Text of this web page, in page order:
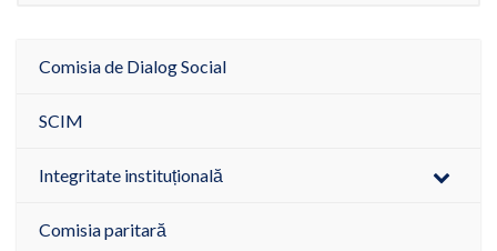
Comisia de Dialog Social
SCIM
Integritate instituțională
Comisia paritară